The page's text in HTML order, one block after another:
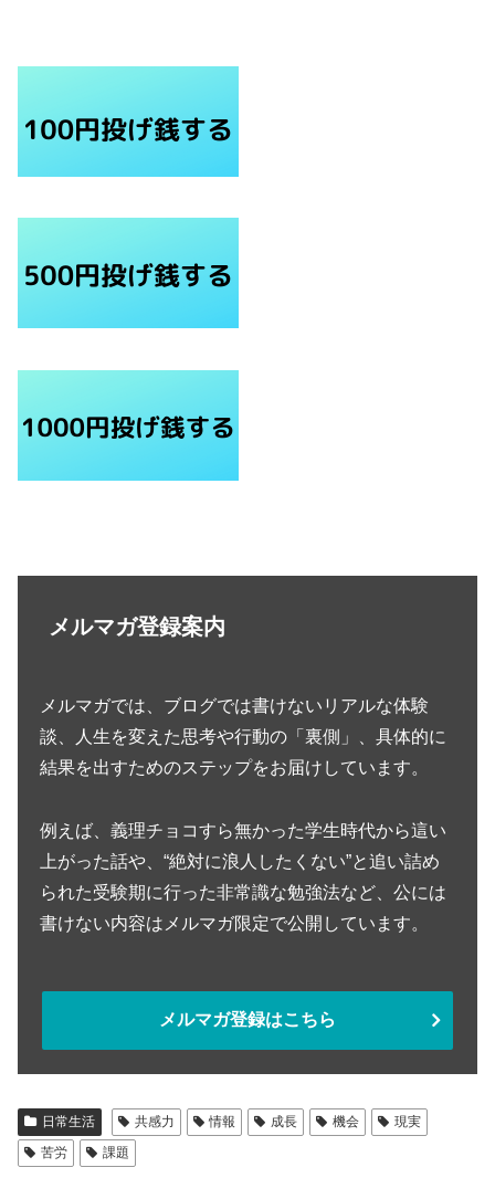
メルマガ登録案内
メルマガでは、ブログでは書けないリアルな体験
談、人生を変えた思考や行動の「裏側」、具体的に
結果を出すためのステップをお届けしています。
例えば、義理チョコすら無かった学生時代から這い
上がった話や、“絶対に浪人したくない”と追い詰め
られた受験期に行った非常識な勉強法など、公には
書けない内容はメルマガ限定で公開しています。
メルマガ登録はこちら
日常生活 共感力 情報 成長 機会
現実
苦労
課題